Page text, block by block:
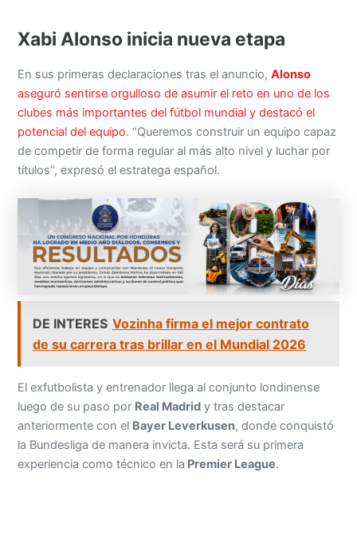
Xabi Alonso inicia nueva etapa
En sus primeras declaraciones tras el anuncio,Alonso
aseguró sentirse orgulloso de asumir el reto en uno de los
clubes más importantes del fútbol mundial y destacó el
potencial del equipo. “Queremos construir un equipo capaz
de competir de forma regular al más alto nivel y luchar por
títulos”, expresó el estratega español.
DE INTERES Vozinha firma el mejor contrato
de su carrera tras brillar en el Mundial 2026
El exfutbolista y entrenador llega al conjunto londinense
luego de su paso por Real Madrid y tras destacar
anteriormente con el Bayer Leverkusen, donde conquistó
la Bundesliga de manera invicta. Esta será su primera
experiencia como técnico en la Premier League.